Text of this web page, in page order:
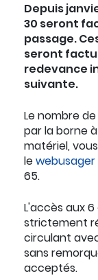
Depuis
30 seront
passage.
seront
redevance
suivante.
Le nombre
par la borne
matériel,
lewebusager
65.
L'accès aux
strictement
circulant
sans
acceptés.